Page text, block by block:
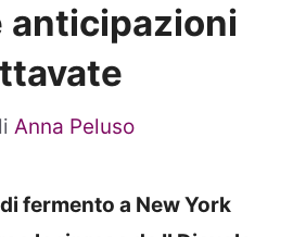
anticipazioni
Anna Peluso
fermento a New York